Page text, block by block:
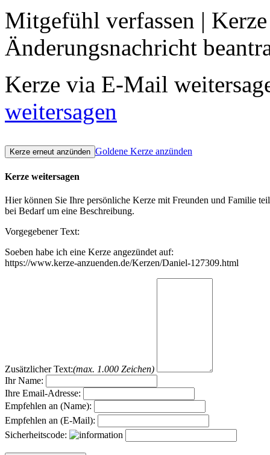
Mitgefühl verfassen |
Änderungsnachricht
Kerze via E-Mail
weitersagen
Goldene Kerze anzünden
Kerze weitersagen
Hier können Sie Ihre persönliche Kerze mit Freunden und Familie
bei Bedarf um eine Beschreibung.
Vorgegebener Text:
Soeben habe ich eine Kerze angezündet auf:
https://www.kerze-anzuenden.de/Kerzen/Daniel-127309.html
Zusätzlicher Text:(max. 1.000 Zeichen)
Ihr Name:
Ihre Email-Adresse:
Empfehlen an (Name):
Empfehlen an (E-Mail):
Sicherheitscode: